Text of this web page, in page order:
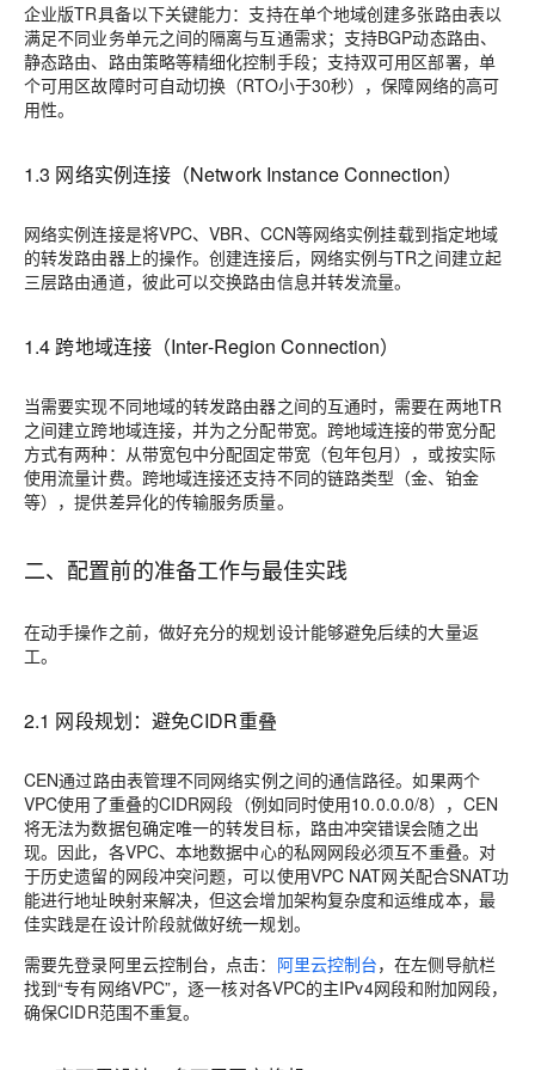
企业版TR具备以下关键能力：支持在单个地域创建多张路由表以
满足不同业务单元之间的隔离与互通需求；支持BGP动态路由、
静态路由、路由策略等精细化控制手段；支持双可用区部署，单
个可用区故障时可自动切换（RTO小于30秒），保障网络的高可
用性。
1.3 网络实例连接（Network Instance Connection）
网络实例连接是将VPC、VBR、CCN等网络实例挂载到指定地域
的转发路由器上的操作。创建连接后，网络实例与TR之间建立起
三层路由通道，彼此可以交换路由信息并转发流量。
1.4 跨地域连接（Inter-Region Connection）
当需要实现不同地域的转发路由器之间的互通时，需要在两地TR
之间建立跨地域连接，并为之分配带宽。跨地域连接的带宽分配
方式有两种：从带宽包中分配固定带宽（包年包月），或按实际
使用流量计费。跨地域连接还支持不同的链路类型（金、铂金
等），提供差异化的传输服务质量。
二、配置前的准备工作与最佳实践
在动手操作之前，做好充分的规划设计能够避免后续的大量返
工。
2.1 网段规划：避免CIDR重叠
CEN通过路由表管理不同网络实例之间的通信路径。如果两个
VPC使用了重叠的CIDR网段（例如同时使用10.0.0.0/8），CEN
将无法为数据包确定唯一的转发目标，路由冲突错误会随之出
现。因此，各VPC、本地数据中心的私网网段必须互不重叠。对
于历史遗留的网段冲突问题，可以使用VPC NAT网关配合SNAT功
能进行地址映射来解决，但这会增加架构复杂度和运维成本，最
佳实践是在设计阶段就做好统一规划。
需要先登录阿里云控制台，点击： 阿里云控制台，在左侧导航栏
找到“专有网络VPC”，逐一核对各VPC的主IPv4网段和附加网段，
确保CIDR范围不重复。